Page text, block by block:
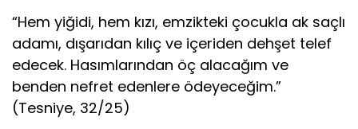
“Hem yiğidi, hem kızı, emzikteki çocukla ak saçlı
adamı, dışarıdan kılıç ve içeriden dehşet telef
edecek. Hasımlarından öç alacağım ve
benden nefret edenlere ödeyeceğim.”
(Tesniye, 32/25)